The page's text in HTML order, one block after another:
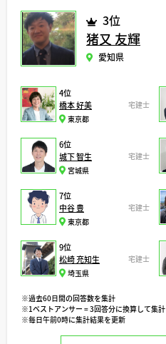
3位
猪又 友輝
愛知県
4位
橋本 好美
宅建士
東京都
6位
城下 智生
宅建士
宮城県
7位
中谷 豊
宅建士
東京都
9位
松崎 充知生
宅建士
埼玉県
※過去60日間の回答数を集計
※1ベストアンサー = 3回答分に換算して集計
※毎日午前0時に集計結果を更新